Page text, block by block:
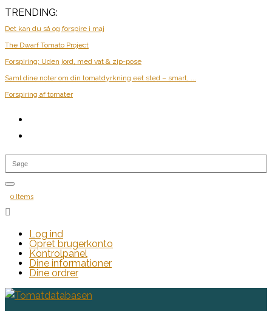
TRENDING:
Det kan du så og forspire i maj
The Dwarf Tomato Project
Forspiring: Uden jord, med vat & zip-pose
Saml dine noter om din tomatdyrkning eet sted – smart, ...
Forspiring af tomater
0 Items

Log ind
Opret brugerkonto
Kontrolpanel
Dine informationer
Dine ordrer